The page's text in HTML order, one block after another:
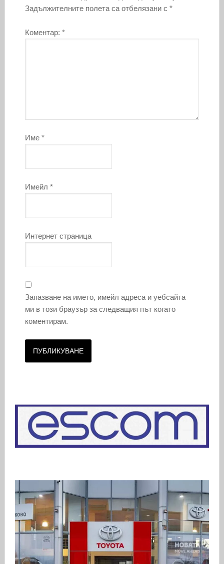
Задължителните полета са отбелязани с *
Коментар: *
Име *
Имейл *
Интернет страница
Запазване на името, имейл адреса и уебсайта
ми в този браузър за следващия път когато
коментирам.